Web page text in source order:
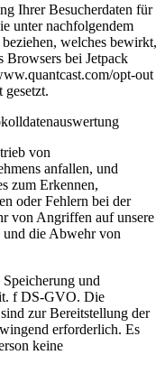
Ihrer Besucherdaten für
unter nachfolgendem
welches bewirkt,
Browsers bei Jetpack
opt-out
von
anfallen, und
zum Erkennen,
oder Fehlern bei der
von Angriffen auf unsere
die Abwehr von
und
f DS-GVO. Die
zur Bereitstellung der
erforderlich. Es
keine